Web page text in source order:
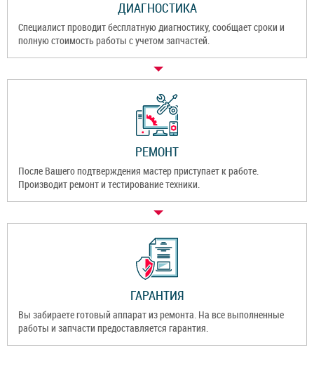
ДИАГНОСТИКА
Специалист проводит бесплатную диагностику, сообщает сроки и
полную стоимость работы с учетом запчастей.
РЕМОНТ
После Вашего подтверждения мастер приступает к работе.
Производит ремонт и тестирование техники.
ГАРАНТИЯ
Вы забираете готовый аппарат из ремонта. На все выполненные
работы и запчасти предоставляется гарантия.